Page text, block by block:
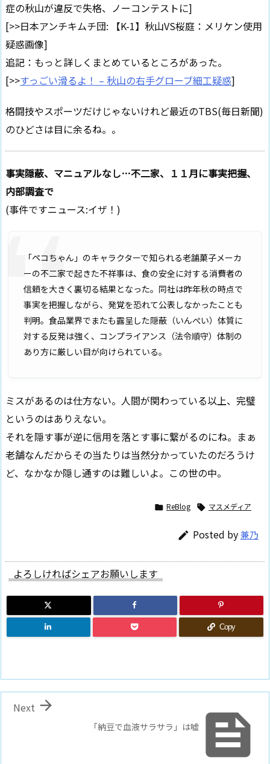
症の秋山が違反で失格、ノーコンテストに]
[>>日本アンチキムチ団: 【K-1】秋山VS桜庭：メリケン使用
疑惑画像]
追記：もっと詳しくまとめているところがあった。
[>>すっごい滑るよ！ – 秋山の右手グローブ細工疑惑]
格闘技やスポーツだけじゃないけれど最近のTBS(毎日新聞)
のひどさは目に余るね。。
事実隠蔽、マニュアルなし…不二家、１１月に事実把握、
内部調査で
(事件ですニュース:イザ！)
「ペコちゃん」のキャラクターで知られる老舗菓子メーカ
ーの不二家で起きた不祥事は、食の安全に対する消費者の
信頼を大きく裏切る結果となった。同社は昨年秋の時点で
事実を把握しながら、発覚を恐れて公表しなかったことも
判明。食品業界でまたも露呈した隠蔽（いんぺい）体質に
対する反発は強く、コンプライアンス（法令順守）体制の
あり方に厳しい目が向けられている。
ミスがあるのは仕方ない。人間が関わっている以上、完璧
というのはありえない。
それを隠す事が逆に信用を落とす事に繋がるのにね。まぁ
老舗なんだからその当たりは当然分かっていたのだろうけ
ど、なかなか隠し通すのは難しいよ。この世の中。
 ReBlog  マスメディア
 Posted by兼乃
よろしければシェアお願いします
Copy

「納豆で血液サラサラ」は嘘

Next